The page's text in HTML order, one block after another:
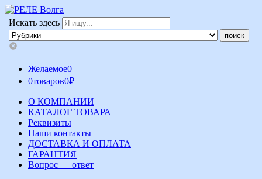
Искать здесь
Желаемое0
0товаров0₽
О КОМПАНИИ
КАТАЛОГ ТОВАРА
Реквизиты
Наши контакты
ДОСТАВКА И ОПЛАТА
ГАРАНТИЯ
Вопрос — ответ